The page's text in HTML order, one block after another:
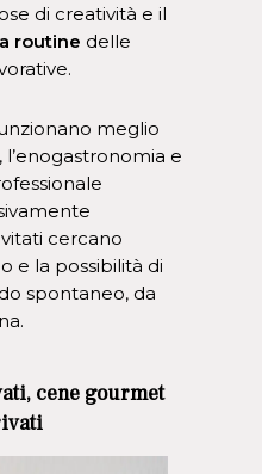
di creatività e il
routine delle
meglio
e
cercano
e la possibilità di
spontaneo, da
cene gourmet